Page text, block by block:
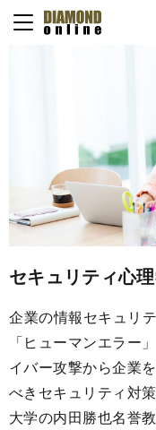
セキュリティ心
企業の情報セキュリ
「ヒューマンエラー
イバー攻撃から企業
べきセキュリティ対
大学の内田勝也名誉